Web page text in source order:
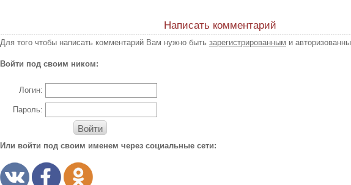
Написать комментарий
Для того чтобы написать комментарий Вам нужно быть зарегистрированным и
Войти под своим ником:
Логин:
Пароль:
Войти
Или войти под своим именем через социальные сети: